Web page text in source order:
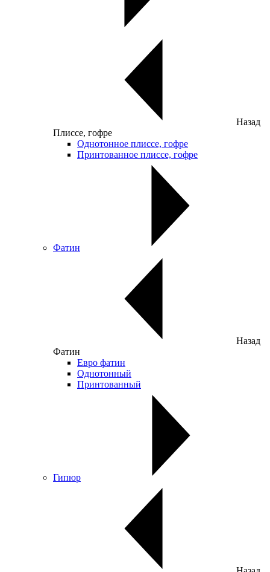
Назад
Плиссе, гофре
Однотонное плиссе, гофре
Принтованное плиссе, гофре
Фатин
Назад
Фатин
Евро фатин
Однотонный
Принтованный
Гипюр